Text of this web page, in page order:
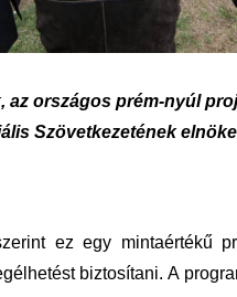
az országos prém-nyúl
Szövetkezetének
ez egy mintaértékű
biztosítani. A